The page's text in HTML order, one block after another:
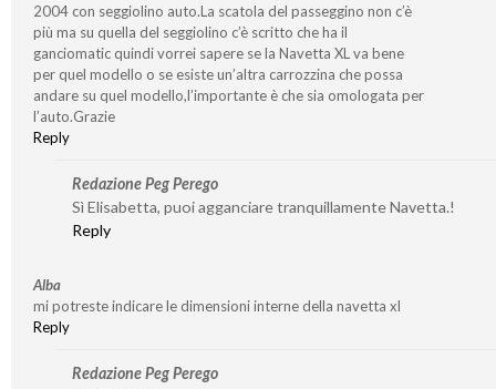
2004 con seggiolino auto.La scatola del passeggino non c’è
più ma su quella del seggiolino c’è scritto che ha il
ganciomatic quindi vorrei sapere se la Navetta XL va bene
per quel modello o se esiste un’altra carrozzina che possa
andare su quel modello,l’importante è che sia omologata per
l’auto.Grazie
Reply
Redazione Peg Perego
Sì Elisabetta, puoi agganciare tranquillamente Navetta.!
Reply
Alba
mi potreste indicare le dimensioni interne della navetta xl
Reply
Redazione Peg Perego